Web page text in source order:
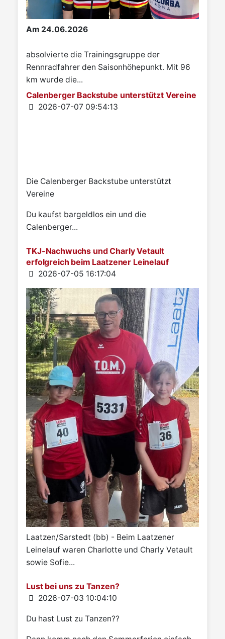
Am 24.06.2026
absolvierte die Trainingsgruppe der
Rennradfahrer den Saisonhöhepunkt. Mit 96
km wurde die...
Calenberger Backstube unterstützt Vereine
Details
2026-07-07 09:54:13
Die Calenberger Backstube unterstützt
Vereine
Du kaufst bargeldlos ein und die
Calenberger...
TKJ-Nachwuchs und Charly Vetault
erfolgreich beim Laatzener Leinelauf
Details
2026-07-05 16:17:04
Laatzen/Sarstedt (bb) - Beim Laatzener
Leinelauf waren Charlotte und Charly Vetault
sowie Sofie...
Lust bei uns zu Tanzen?
Details
2026-07-03 10:04:10
Du hast Lust zu Tanzen??